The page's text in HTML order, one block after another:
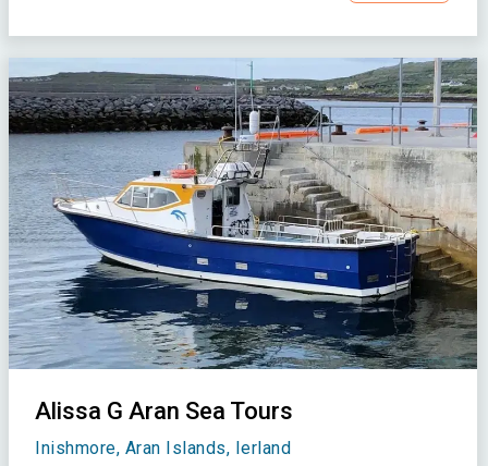
Alissa G Aran Sea Tours
Inishmore, Aran Islands, Ierland